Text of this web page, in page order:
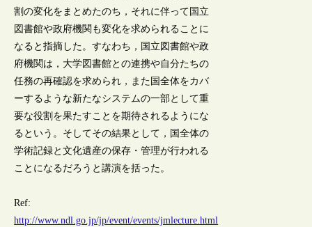
割の変化をまとめたのち，それに伴って国立
図書館や政府機関も変化を求められることに
なると指摘した。すなわち，国立図書館や政
府機関は，大学図書館との連携や自分たちの
任務の再確認を求められ，また国全体をカバ
ーするような新たなシステムの一部として重
要な役割を果たすことを期待されるようにな
るという。そしてその結果として，国全体の
学術記録と文化遺産の保存・管理が行われる
ことになるだろうと講演を括った。
Ref:
http://www.ndl.go.jp/jp/event/events/jmlecture.html